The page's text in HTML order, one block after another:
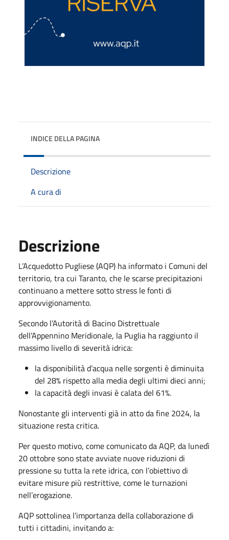
INDICE DELLA PAGINA
Descrizione
A cura di
Descrizione
L’Acquedotto Pugliese (AQP) ha informato i Comuni del
territorio, tra cui Taranto, che le scarse precipitazioni
continuano a mettere sotto stress le fonti di
approvvigionamento.
Secondo l’Autorità di Bacino Distrettuale
dell’Appennino Meridionale, la Puglia ha raggiunto il
massimo livello di severità idrica:
la disponibilità d’acqua nelle sorgenti è diminuita
del 28% rispetto alla media degli ultimi dieci anni;
la capacità degli invasi è calata del 61%.
Nonostante gli interventi già in atto da fine 2024, la
situazione resta critica.
Per questo motivo, come comunicato da AQP, da lunedì
20 ottobre sono state avviate nuove riduzioni di
pressione su tutta la rete idrica, con l’obiettivo di
evitare misure più restrittive, come le turnazioni
nell’erogazione.
AQP sottolinea l’importanza della collaborazione di
tutti i cittadini, invitando a: